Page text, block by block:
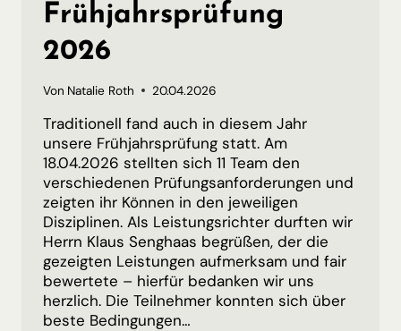
Frühjahrsprüfung
2026
Von Natalie Roth 20.04.2026
Traditionell fand auch in diesem Jahr
unsere Frühjahrsprüfung statt. Am
18.04.2026 stellten sich 11 Team den
verschiedenen Prüfungsanforderungen und
zeigten ihr Können in den jeweiligen
Disziplinen. Als Leistungsrichter durften wir
Herrn Klaus Senghaas begrüßen, der die
gezeigten Leistungen aufmerksam und fair
bewertete – hierfür bedanken wir uns
herzlich. Die Teilnehmer konnten sich über
beste Bedingungen…